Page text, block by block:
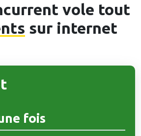
vole tout
sur internet
fois